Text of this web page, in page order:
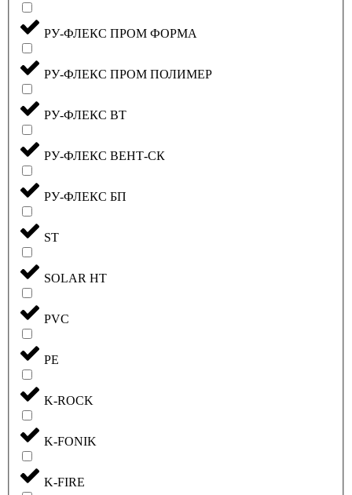
РУ-ФЛЕКС ПРОМ ФОРМА
РУ-ФЛЕКС ПРОМ ПОЛИМЕР
РУ-ФЛЕКС ВТ
РУ-ФЛЕКС ВЕНТ-СК
РУ-ФЛЕКС БП
ST
SOLAR HT
PVC
PE
K-ROCK
K-FONIK
K-FIRE